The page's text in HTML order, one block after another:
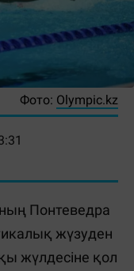
Фото: Olympic.kz
Понтеведра
жүзуден
жүлдесіне қол